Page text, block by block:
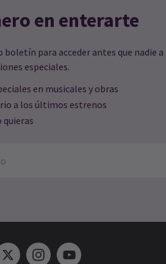
en enterarte
boletín para acceder antes que nadie
especiales.
en musicales y obras
a los últimos estrenos
quieras